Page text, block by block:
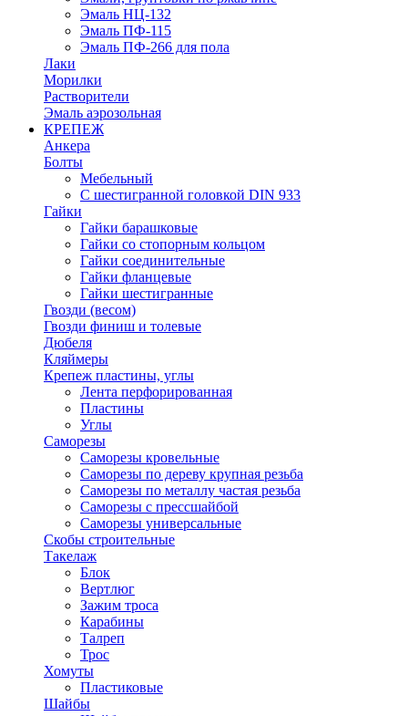
Эмаль НЦ-132
Эмаль ПФ-115
Эмаль ПФ-266 для пола
Лаки
Морилки
Растворители
Эмаль аэрозольная
КРЕПЕЖ
Анкера
Болты
Мебельный
С шестигранной головкой DIN 933
Гайки
Гайки барашковые
Гайки со стопорным кольцом
Гайки соединительные
Гайки фланцевые
Гайки шестигранные
Гвозди (весом)
Гвозди финиш и толевые
Дюбеля
Кляймеры
Крепеж пластины, углы
Лента перфорированная
Пластины
Углы
Саморезы
Саморезы кровельные
Саморезы по дереву крупная резьба
Саморезы по металлу частая резьба
Саморезы с прессшайбой
Саморезы универсальные
Скобы строительные
Такелаж
Блок
Вертлюг
Зажим троса
Карабины
Талреп
Трос
Хомуты
Пластиковые
Шайбы